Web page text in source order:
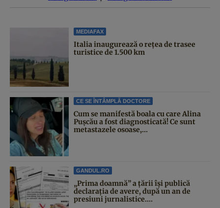
MEDIAFAX
Italia inaugurează o rețea de trasee
turistice de 1.500 km
CE SE ÎNTÂMPLĂ DOCTORE
Cum se manifestă boala cu care Alina
Pușcău a fost diagnosticată! Ce sunt
metastazele osoase,...
GANDUL.RO
„Prima doamnă” a țării își publică
declarația de avere, după un an de
presiuni jurnalistice....